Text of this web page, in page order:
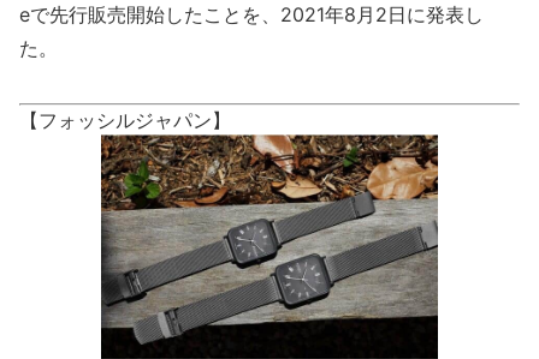
eで先行販売開始したことを、2021年8月2日に発表し
た。
【フォッシルジャパン】